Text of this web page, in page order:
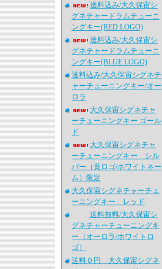
送料込み/大久保宙シ
グネチャードラムチューニ
ングキー(RED LOGO)
送料込み/大久保宙シ
グネチャードラムチューニ
ングキー(BLUE LOGO)
送料込み/大久保宙シグネチ
ャーチューニングキー/オー
ロラ
大久保宙シグネチャ
ーチューニングキー ゴール
ド
大久保宙シグネチャ
ーチューニングキー シル
バー（黄ロゴ/ホワイトネー
ム）限定
大久保宙シグネチャーチュ
ーニングキー レッド
送料無料/大久保宙シ
グネチャーチューニングキ
ー（オーロラ/ホワイトロ
ゴ）
送料０円 大久保宙シグネ